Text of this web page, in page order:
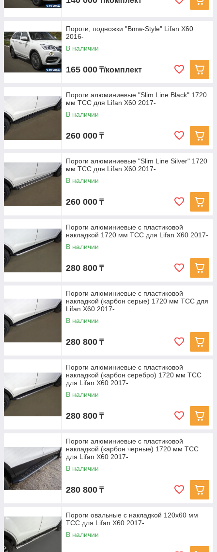
Пороги, подножки "Bmw-Style" Lifan X60
2016-
В наличии
165 000 ₸/комплект
Пороги алюминиевые "Slim Line Black" 1720
мм ТСС для Lifan X60 2017-
В наличии
260 000 ₸
Пороги алюминиевые "Slim Line Silver" 1720
мм ТСС для Lifan X60 2017-
В наличии
260 000 ₸
Пороги алюминиевые с пластиковой
накладкой 1720 мм ТСС для Lifan X60 2017-
В наличии
280 800 ₸
Пороги алюминиевые с пластиковой
накладкой (карбон серые) 1720 мм ТСС для
Lifan X60 2017-
В наличии
280 800 ₸
Пороги алюминиевые с пластиковой
накладкой (карбон серебро) 1720 мм ТСС
для Lifan X60 2017-
В наличии
280 800 ₸
Пороги алюминиевые с пластиковой
накладкой (карбон черные) 1720 мм ТСС
для Lifan X60 2017-
В наличии
280 800 ₸
Пороги овальные с накладкой 120х60 мм
ТСС для Lifan X60 2017-
В наличии